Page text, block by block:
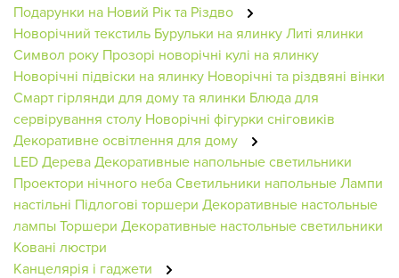
Подарунки на Новий Рік та Різдво
Новорічний текстиль Бурульки на ялинкуЛиті ялинки
Символ року Прозорі новорічні кулі на ялинку
Новорічні підвіски на ялинку Новорічні та різдвяні вінки
Смарт гірлянди для дому та ялинки Блюда для
сервірування столу Новорічні фігурки сніговиків
Декоративне освітлення для дому
LED ДереваДекоративные напольные светильники
Проектори нічного небаСветильники напольныеЛампи
настільні Підлогові торшери Декоративные настольные
лампыТоршери Декоративные настольные светильники
Ковані люстри
Канцелярія і гаджети